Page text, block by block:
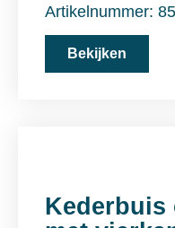
Artikelnummer:
Bekijken
Kederbuis